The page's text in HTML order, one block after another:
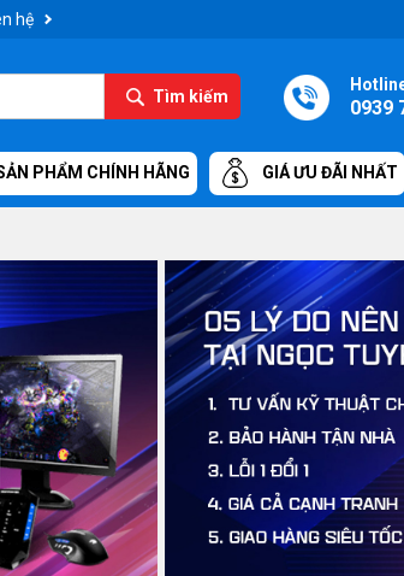
hệ
Tìm kiếm 0939
PHẨM CHÍNH HÃNG GIÁ ƯU ĐÃI NHẤT